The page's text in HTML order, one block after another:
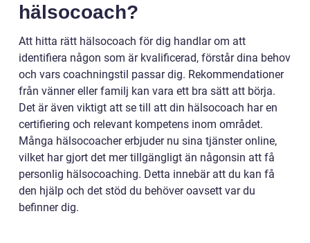
hälsocoach?
Att hitta rätt hälsocoach för dig handlar om att
identifiera någon som är kvalificerad, förstår dina behov
och vars coachningstil passar dig. Rekommendationer
från vänner eller familj kan vara ett bra sätt att börja.
Det är även viktigt att se till att din hälsocoach har en
certifiering och relevant kompetens inom området.
Många hälsocoacher erbjuder nu sina tjänster online,
vilket har gjort det mer tillgängligt än någonsin att få
personlig hälsocoaching. Detta innebär att du kan få
den hjälp och det stöd du behöver oavsett var du
befinner dig.